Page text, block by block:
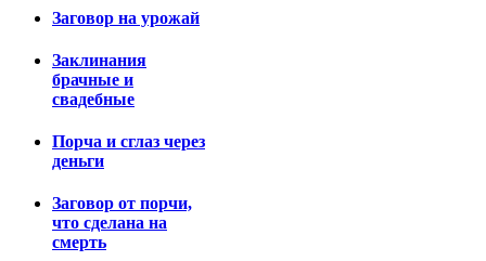
Заговор на урожай
Заклинания
брачные и
свадебные
Порча и сглаз через
деньги
Заговор от порчи,
что сделана на
смерть